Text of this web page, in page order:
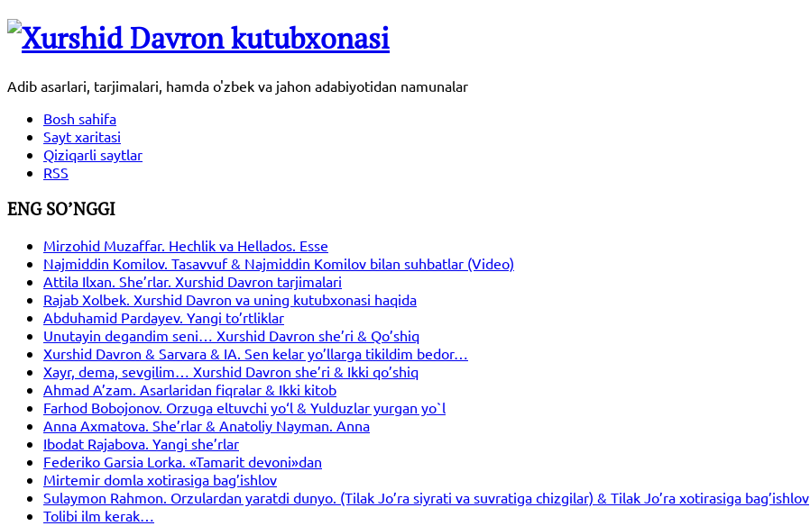
Adib asarlari, tarjimalari, hamda o'zbek va jahon adabiyotidan namunalar
Bosh sahifa
Sayt xaritasi
Qiziqarli saytlar
RSS
ENG SO’NGGI
Mirzohid Muzaffar. Hechlik va Hellados. Esse
Najmiddin Komilov. Tasavvuf & Najmiddin Komilov bilan suhbatlar (Video)
Attila Ilxan. She’rlar. Xurshid Davron tarjimalari
Rajab Xolbek. Xurshid Davron va uning kutubxonasi haqida
Abduhamid Pardayev. Yangi to’rtliklar
Unutayin degandim seni… Xurshid Davron she’ri & Qo’shiq
Xurshid Davron & Sarvara & IA. Sen kelar yo’llarga tikildim bedor…
Xayr, dema, sevgilim… Xurshid Davron she’ri & Ikki qo’shiq
Ahmad A’zam. Asarlaridan fiqralar & Ikki kitob
Farhod Bobojonov. Orzuga eltuvchi yo‘l & Yulduzlar yurgan yo`l
Anna Axmatova. She’rlar & Anatoliy Nayman. Anna
Ibodat Rajabova. Yangi she’rlar
Federiko Garsia Lorka. «Tamarit devoni»dan
Mirtemir domla xotirasiga bag’ishlov
Sulaymon Rahmon. Orzulardan yaratdi dunyo. (Tilak Jo’ra siyrati va suvratiga chizgilar) & Tilak Jo’ra xotirasiga bag’ishlov
Tolibi ilm kerak…